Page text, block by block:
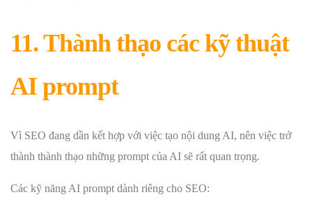
11. Thành thạo các kỹ thuật
AI prompt
Vì SEO đang dần kết hợp với việc tạo nội dung AI, nên việc trở
thành thành thạo những prompt của AI sẽ rất quan trọng.
Các kỹ năng AI prompt dành riêng cho SEO: